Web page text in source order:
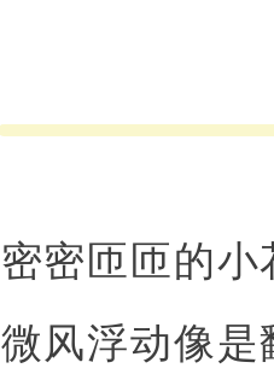
密密匝匝的
微风浮动像